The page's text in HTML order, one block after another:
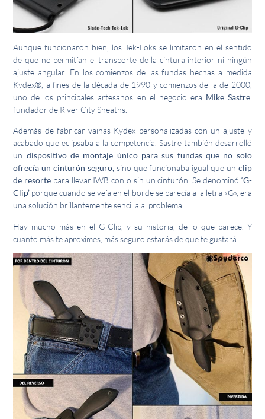
Aunque funcionaron bien, los Tek-Loks se limitaron en el sentido
de que no permitían el transporte de la cintura interior ni ningún
ajuste angular. En los comienzos de las fundas hechas a medida
Kydex®, a fines de la década de 1990 y comienzos de la de 2000,
uno de los principales artesanos en el negocio era Mike Sastre,
fundador de River City Sheaths.
Además de fabricar vainas Kydex personalizadas con un ajuste y
acabado que eclipsaba a la competencia, Sastre también desarrolló
un dispositivo de montaje único para sus fundas que no solo
ofrecía un cinturón seguro,sino que funcionaba igual que un clip
de resorte para llevar IWB con o sin un cinturón. Se denominó ‘G-
Clip’ porque cuando se veía en el borde se parecía a la letra «G», era
una solución brillantemente sencilla al problema.
Hay mucho más en el G-Clip, y su historia, de lo que parece. Y
cuanto más te aproximes, más seguro estarás de que te gustará.